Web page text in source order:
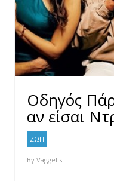
Οδηγός
αν είσαι
ΖΩΗ
By Vaggelis